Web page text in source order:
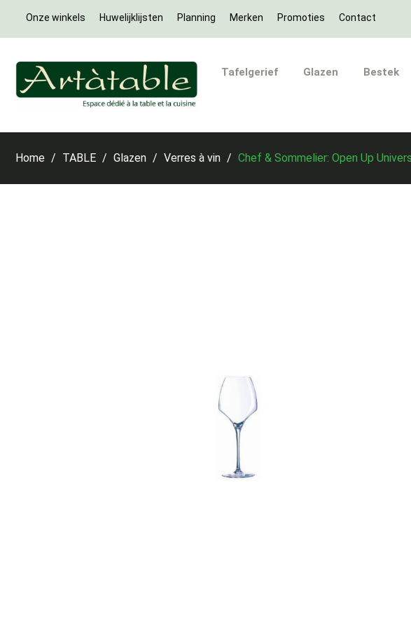
Onze winkels Huwelijklijsten Planning Merken Promoties Contact
Tafelgerief Glazen Bestek
Home TABLE Glazen Verres à vin Chef & Sommelier: Open Up